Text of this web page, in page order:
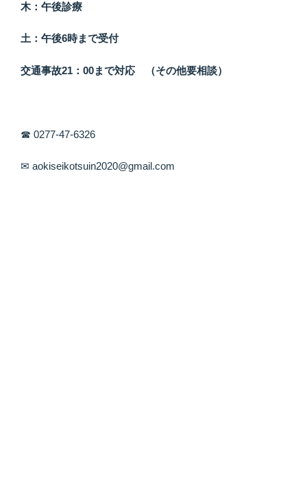
木：午後診療
土：午後6時まで受付
交通事故21：00まで対応 （その他要相談）
☎ 0277-47-6326
✉ aokiseikotsuin2020@gmail.com